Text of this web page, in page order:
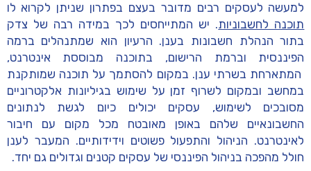
למעשה לעסקים רבים מדובר בעצם בפתרון שניתן לקרוא לו
תוכנה לחשבוניות. יש המתייחסים לכך במידה רבה של צדק
בתור הנהלת חשבונות בענן. הרעיון הוא שמתנהלים ברמה
הפיננסית וברמת הרישום, בתוכנה מבוססת אינטרנט,
המתארחת בשרתי ענן. במקום להסתמך על תוכנה שמותקנת
במחשב ובמקום לשרוף זמן על שימוש בגיליונות אלקטרוניים
מסובכים לשימוש, עסקים יכולים כיום לגשת לנתונים
החשבונאיים שלהם באופן מאובטח מכל מקום עם חיבור
לאינטרנט. הניהול והתפעול פשוטים וידידותיים. המעבר לענן
חולל מהפכה בניהול הפיננסי של עסקים קטנים וגדולים גם יחד.